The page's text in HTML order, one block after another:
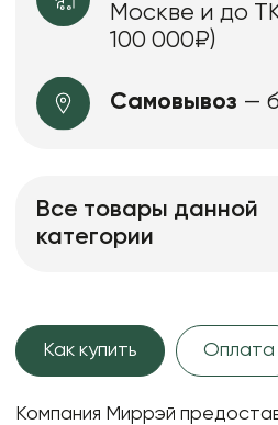
Москве и до
100 000₽)
Самовывоз —
Все товары данной
категории
Как купить Оплата
Компания Миррэй